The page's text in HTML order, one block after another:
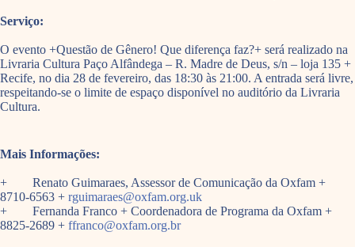
Serviço:
O evento +Questão de Gênero! Que diferença faz?+ será realizado na
Livraria Cultura Paço Alfândega – R. Madre de Deus, s/n – loja 135 +
Recife, no dia 28 de fevereiro, das 18:30 às 21:00. A entrada será livre,
respeitando-se o limite de espaço disponível no auditório da Livraria
Cultura.
Mais Informações:
+ Renato Guimaraes, Assessor de Comunicação da Oxfam +
8710-6563 + rguimaraes@oxfam.org.uk
+ Fernanda Franco + Coordenadora de Programa da Oxfam +
8825-2689 + ffranco@oxfam.org.br